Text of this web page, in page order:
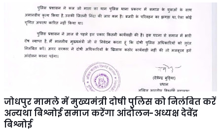
जोधपुर मामले में मुख्यमंत्री दोषी पुलिस को निलंबित करें
अन्यथा बिश्नोई समाज करेंगा आंदोलन-अध्यक्ष देवेंद्र
बिश्नोई